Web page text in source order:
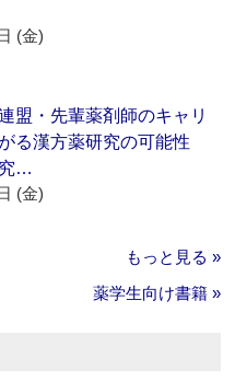
(金)
盟・先輩薬剤師のキャリ
る漢方薬研究の可能性
…
(金)
もっと見る »
薬学生向け書籍 »